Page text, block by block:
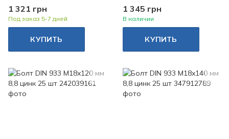
1 321 грн
Под заказ 5-7 дней
КУПИТЬ
1 345 грн
В наличии
КУПИТЬ